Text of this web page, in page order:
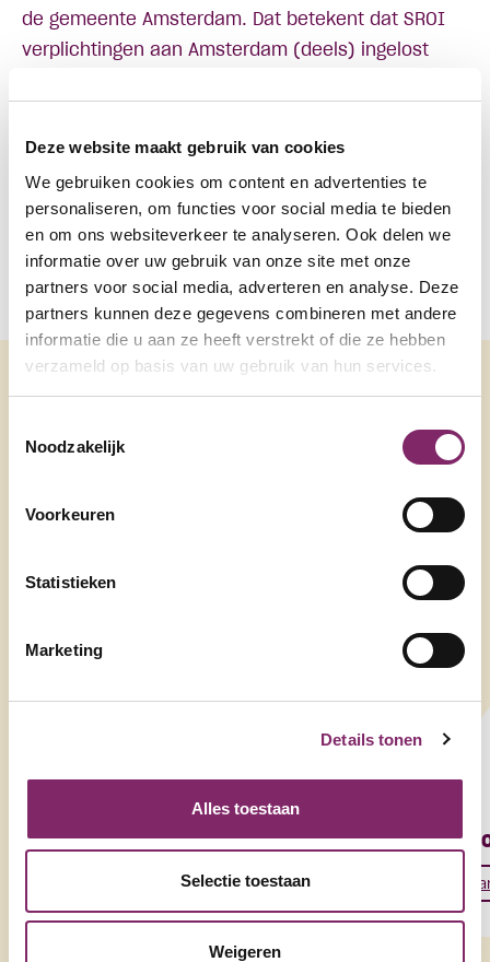
Deze website maakt gebruik van cookies
We gebruiken cookies om content en advertenties te
personaliseren, om functies voor social media te bieden
en om ons websiteverkeer te analyseren. Ook delen we
informatie over uw gebruik van onze site met onze
partners voor social media, adverteren en analyse. Deze
partners kunnen deze gegevens combineren met andere
informatie die u aan ze heeft verstrekt of die ze hebben
verzameld op basis van uw gebruik van hun services.
Noodzakelijk
Voorkeuren
Statistieken
Marketing
Details tonen
Alles toestaan
Selectie toestaan
Weigeren
de gemeente Amsterdam. Dat betekent dat SROI
verplichtingen aan Amsterdam (deels) ingelost
geval contact op met uw adviseur van Bureau
Sociale Return van
Amsterdamsocial.return@amsterdam.nl
Meer informatie
Bezoek onzewebsiteof neem contact met ons op
via tel. 085-1050000 of stuur een mail
naarinfo@everydayheroes.com.
netwerkleden
Koeckebackers